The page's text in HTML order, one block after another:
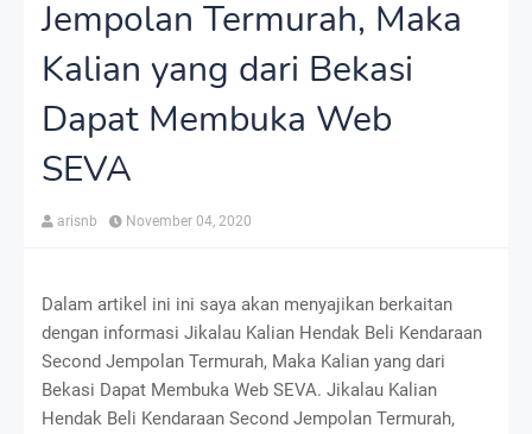
Jempolan Termurah, Maka
Kalian yang dari Bekasi
Dapat Membuka Web
SEVA
arisnb November 04, 2020
Dalam artikel ini ini saya akan menyajikan berkaitan
dengan informasi Jikalau Kalian Hendak Beli Kendaraan
Second Jempolan Termurah, Maka Kalian yang dari
Bekasi Dapat Membuka Web SEVA. Jikalau Kalian
Hendak Beli Kendaraan Second Jempolan Termurah,